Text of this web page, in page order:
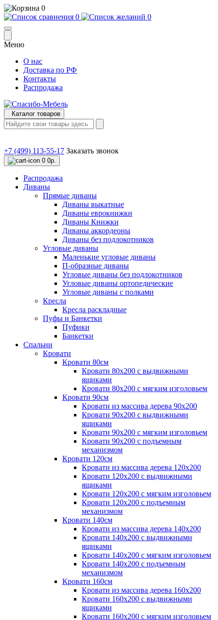
0
0
0
Меню
О нас
Доставка по РФ
Контакты
Распродажа
Каталог товаров
+7 (499) 113-55-17 Заказать звонок
0 0р.
Распродажа
Диваны
Прямые диваны
Диваны выкатные
Диваны еврокнижки
Диваны Книжки
Диваны аккордеоны
Диваны без подлокотников
Угловые диваны
Маленькие угловые диваны
П-образные диваны
Угловые диваны без подлокотников
Угловые диваны ортопедические
Угловые диваны с полками
Кресла
Кресла раскладные
Пуфы и Банкетки
Пуфики
Банкетки
Спальни
Кровати
Кровати 80см
Кровати 80х200 с выдвижными
ящиками
Кровати 80х200 с мягким изголовьем
Кровати 90см
Кровати из массива дерева 90х200
Кровати 90х200 с выдвижными
ящиками
Кровати 90х200 с мягким изголовьем
Кровати 90х200 с подъемным
механизмом
Кровати 120см
Кровати из массива дерева 120х200
Кровати 120х200 с выдвижными
ящиками
Кровати 120х200 с мягким изголовьем
Кровати 120х200 с подъемным
механизмом
Кровати 140см
Кровати из массива дерева 140х200
Кровати 140х200 с выдвижными
ящиками
Кровати 140х200 с мягким изголовьем
Кровати 140х200 с подъемным
механизмом
Кровати 160см
Кровати из массива дерева 160х200
Кровати 160х200 с выдвижными
ящиками
Кровати 160х200 с мягким изголовьем